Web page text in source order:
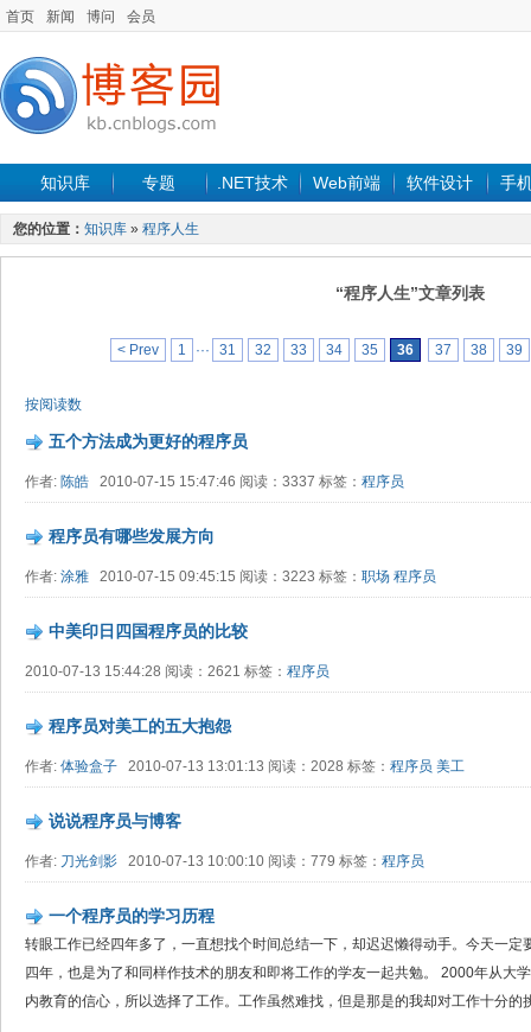
首页 新闻 博问 会员
知识库 专题 .NET技术 Web前端 软件设计 手
您的位置： 知识库 » 程序人生
“程序人生”文章列表
< Prev 1 ··· 31 32 33 34 35 36 37 38 39
按阅读数
五个方法成为更好的程序员
作者: 陈皓 2010-07-15 15:47:46 阅读：3337 标签： 程序员
程序员有哪些发展方向
作者: 涂雅 2010-07-15 09:45:15 阅读：3223 标签： 职场 程序员
中美印日四国程序员的比较
2010-07-13 15:44:28 阅读：2621 标签： 程序员
程序员对美工的五大抱怨
作者: 体验盒子 2010-07-13 13:01:13 阅读：2028 标签： 程序员 美工
说说程序员与博客
作者: 刀光剑影 2010-07-13 10:00:10 阅读：779 标签： 程序员
一个程序员的学习历程
转眼工作已经四年多了，一直想找个时间总结一下，却迟迟懒得动手。今天一
四年，也是为了和同样作技术的朋友和即将工作的学友一起共勉。 2000年从大
内教育的信心，所以选择了工作。工作虽然难找，但是那是的我却对工作十分的